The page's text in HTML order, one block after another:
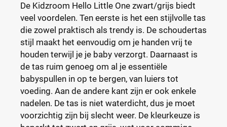
De Kidzroom Hello Little One zwart/grijs biedt
veel voordelen. Ten eerste is het een stijlvolle tas
die zowel praktisch als trendy is. De schoudertas
stijl maakt het eenvoudig om je handen vrij te
houden terwijl je je baby verzorgt. Daarnaast is
de tas ruim genoeg om al je essentiële
babyspullen in op te bergen, van luiers tot
voeding. Aan de andere kant zijn er ook enkele
nadelen. De tas is niet waterdicht, dus je moet
voorzichtig zijn bij slecht weer. De kleurkeuze is